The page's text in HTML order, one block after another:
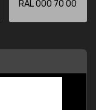
RAL 000 70 00